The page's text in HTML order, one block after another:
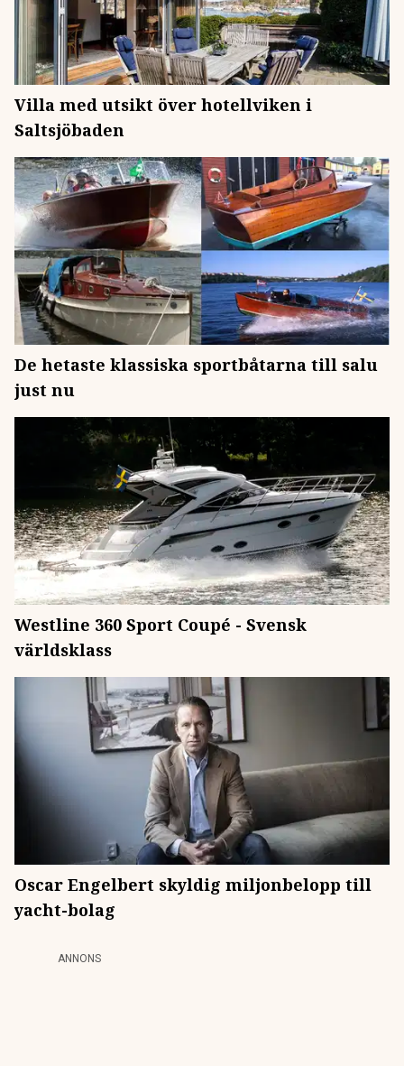
Villa med utsikt över hotellviken i
Saltsjöbaden
De hetaste klassiska sportbåtarna till salu
just nu
Westline 360 Sport Coupé - Svensk
världsklass
Oscar Engelbert skyldig miljonbelopp till
yacht-bolag
ANNONS